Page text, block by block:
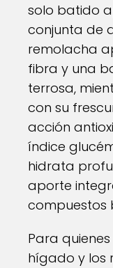
solo batido
conjunta de
remolacha
fibra y una
terrosa,
con su
acción
índice
hidrata
aporte
compuestos
Para
hígado y los